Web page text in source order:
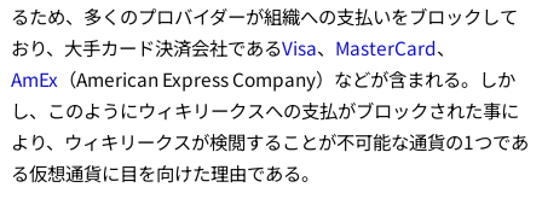
るため、多くのプロバイダーが組織への支払いをブロックして
おり、大手カード決済会社であるVisa、 MasterCard、
AmEx （American Express Company）などが含まれる。しか
し、このようにウィキリークスへの支払がブロックされた事に
より、ウィキリークスが検閲することが不可能な通貨の1つであ
る仮想通貨に目を向けた理由である。